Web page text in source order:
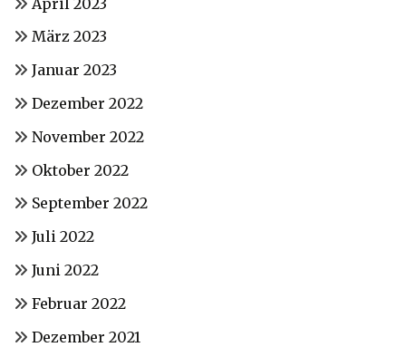
März 2023
Januar 2023
Dezember 2022
November 2022
Oktober 2022
September 2022
Juli 2022
Juni 2022
Februar 2022
Dezember 2021